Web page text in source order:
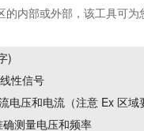
内部或外部，该工具可
)
性信号
压和电流（注意 Ex 区域
测量电压和频率